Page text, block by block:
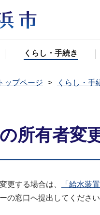
くらし・手続き
ップページ くらし・手
所有者変
更する場合は、 「給水装
の窓口へ提出してください